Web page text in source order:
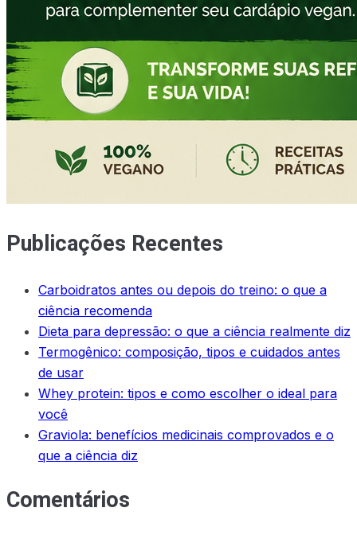
Publicações Recentes
Carboidratos antes ou depois do treino: o que a
ciência recomenda
Dieta para depressão: o que a ciência realmente diz
Termogênico: composição, tipos e cuidados antes
de usar
Whey protein: tipos e como escolher o ideal para
você
Graviola: benefícios medicinais comprovados e o
que a ciência diz
Comentários